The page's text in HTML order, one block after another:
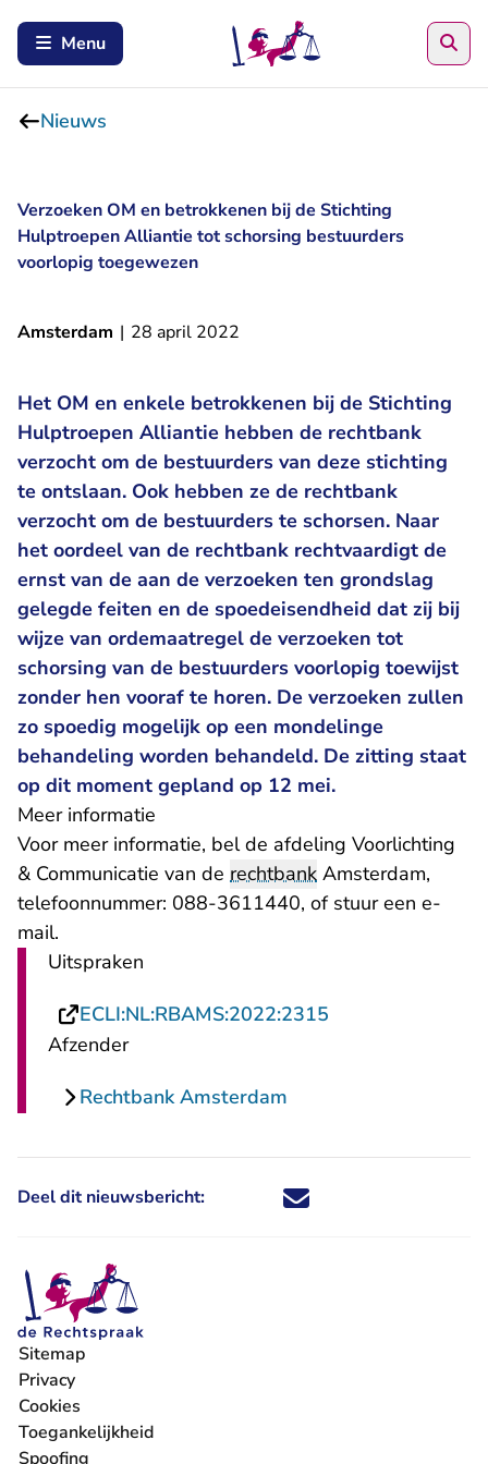
Menu
Nieuws
Verzoeken OM en betrokkenen bij de Stichting
Hulptroepen Alliantie tot schorsing bestuurders
voorlopig toegewezen
Amsterdam | 28 april 2022
Het OM en enkele betrokkenen bij de Stichting
Hulptroepen Alliantie hebben de rechtbank
verzocht om de bestuurders van deze stichting
te ontslaan. Ook hebben ze de rechtbank
verzocht om de bestuurders te schorsen. Naar
het oordeel van de rechtbank rechtvaardigt de
ernst van de aan de verzoeken ten grondslag
gelegde feiten en de spoedeisendheid dat zij bij
wijze van ordemaatregel de verzoeken tot
schorsing van de bestuurders voorlopig toewijst
zonder hen vooraf te horen. De verzoeken zullen
zo spoedig mogelijk op een mondelinge
behandeling worden behandeld. De zitting staat
op dit moment gepland op 12 mei.
Meer informatie
Voor meer informatie, bel de afdeling Voorlichting
& Communicatie van de rechtbank Amsterdam,
telefoonnummer: 088-3611440, of stuur een e-
mail- U verlaat Rechtspraak.nl
.
Uitspraken
ECLI:NL:RBAMS:2022:2315
Afzender
Rechtbank Amsterdam
Deel dit nieuwsbericht: Deel dit nieuwsbericht via X -
Deel dit nieuwsbericht via
Deel dit nieuwsbericht
Deel dit
Sitemap
Privacy
Cookies
Toegankelijkheid
Spoofing